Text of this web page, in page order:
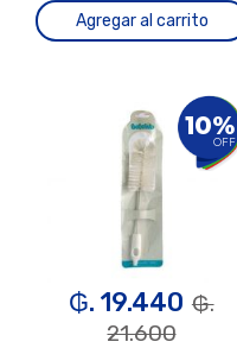
Agregar al carrito
10%
OFF
₲. 19.440 ₲.
21.600